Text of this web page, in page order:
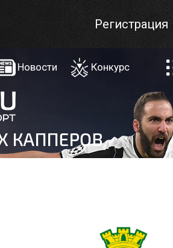
Регистрация
Новости Конкурс